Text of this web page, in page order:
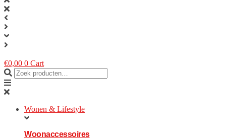
€0,00 0 Cart
Wonen & Lifestyle
Woonaccessoires